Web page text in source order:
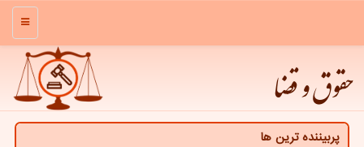
منو
حقوق و قضا
پربیننده ترین ها